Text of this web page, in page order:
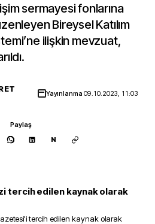
sermayesi fonlarına
Bireysel Katılım
ilişkin mevzuat,
Yayınlanma09.10.2023, 11:03
Paylaş
N
tercih edilen kaynak olarak
'i tercih edilen kaynak olarak